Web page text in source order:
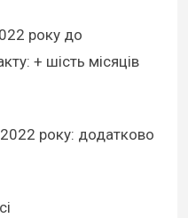
року до
+ шість місяців
року: додатково